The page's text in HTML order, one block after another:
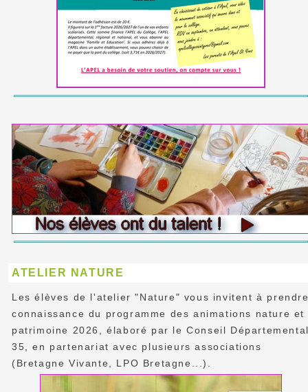
ATELIER NATURE
Les élèves de l'atelier "Nature" vous invitent à
connaissance du programme des animations nature et
patrimoine 2026, élaboré par le Conseil
35, en partenariat avec plusieurs associations
(Bretagne Vivante, LPO Bretagne...).